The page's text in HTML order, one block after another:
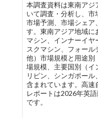
本調査資料は東南アジ
いて調査・分析し、市
市場予測、市場シェア
す。東南アジア地域に
マシン、インナーイ
スクマシン、フォー
他）市場規模と用途別
場規模、主要国別（イ
リピン、シンガポー
含まれています。高速
レポートは2026年英
です。